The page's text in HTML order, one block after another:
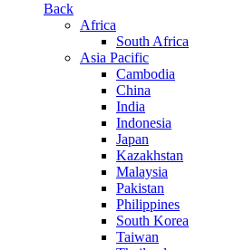
Back
Africa
South Africa
Asia Pacific
Cambodia
China
India
Indonesia
Japan
Kazakhstan
Malaysia
Pakistan
Philippines
South Korea
Taiwan